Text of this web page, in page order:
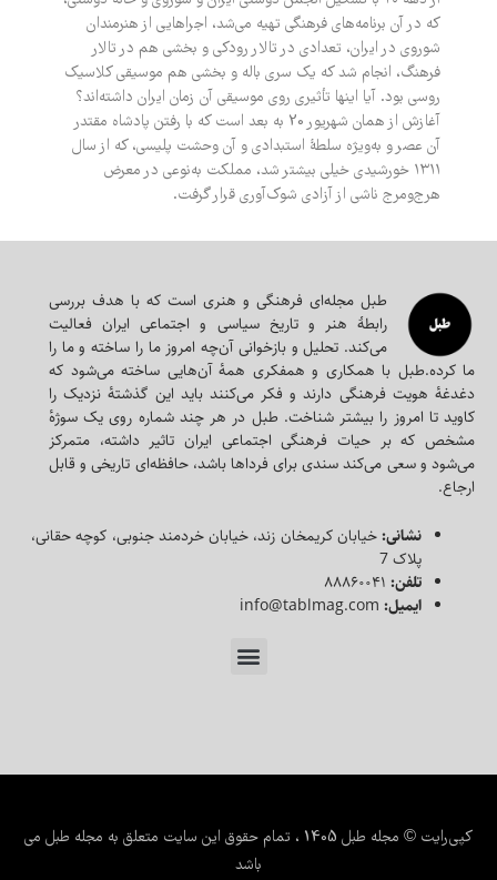
که در آن برنامه‌های فرهنگی تهیه می‌شد، اجراهایی از هنرمندان
شوروی در ایران، تعدادی در تالار رودکی و بخشی هم در تالار
فرهنگ، انجام شد که یک سری باله و بخشی هم موسیقی کلاسیک
روسی بود. آیا اینها تأثیری روی موسیقی آن زمان ایران داشته‌اند؟
آغازش از همان شهریور 20 به بعد است که با رفتن پادشاه مقتدر
آن عصر و به‌ویژه سلطۀ استبدادی و آن وحشت پلیسی، که از سال
۱۳۱۱ خورشیدی خیلی بیشتر شد، مملکت به‌نوعی در معرض
هرج‌ومرج ناشی از آزادی شوک‌آوری قرار گرفت.
طبل مجله‌ای‌ فرهنگی و هنری است که با هدف بررسی
رابطۀ هنر و تاریخ سیاسی و اجتماعی ایران فعالیت
می‌کند. تحلیل و بازخوانی آن‌چه امروز ما را ساخته و ما را
ما کرده.طبل با همکاری و همفکری همه‌ٔ آن‌هایی ساخته می‌شود که
دغدغه‌ٔ هویت فرهنگی دارند و فکر می‌کنند باید این گذشته‌ٔ نزدیک را
کاوید تا امروز را بیشتر شناخت. طبل در هر چند شماره روی یک سوژه‌ٔ
مشخص که بر حیات فرهنگی اجتماعی ایران تاثیر داشته، متمرکز
می‌شود و سعی می‌کند سندی برای فرداها باشد، حافظه‌ای تاریخی و قابل
ارجاع.
نشانی:خیابان کریمخان زند، خیابان خردمند جنوبی، کوچه حقانی،
پلاک 7
تلفن: ۸۸۸۶۰۰۴۱
ایمیل: info@tablmag.com
کپی‌رایت © مجله طبل 1405 ، تمام حقوق این سایت متعلق به مجله طبل می
باشد